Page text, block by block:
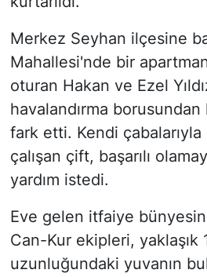
Merkez Seyhan ilçesine
Mahallesi'nde bir
oturan Hakan ve Ezel
havalandırma
fark etti. Kendi
çalışan çift, başarılı
yardım istedi.
Eve gelen itfaiye
Can-Kur ekipleri, yaklaşık
uzunluğundaki yuvanın